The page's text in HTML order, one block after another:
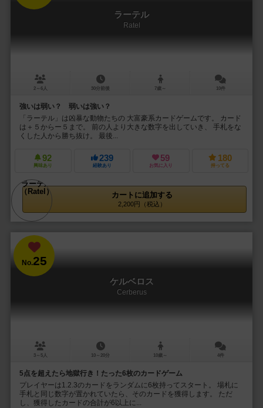
ラーテル
Ratel
2～6人 30分前後 7歳～ 10件
強いは弱い？ 弱いは強い？
「ラーテル」は凶暴な動物たちの 大富豪系カードゲームです。 カード
は＋５からー５まで。 前の人より大きな数字を出していき、 手札をな
くした人から勝ち抜け。 最後...
92
興味あり
239
経験あり
59
お気に入り
180
持ってる
カートに追加する
2,200円（税込）
No.25
ケルベロス
Cerberus
3～5人 10～20分 10歳～ 4件
5点を超えたら地獄行き！たった6枚のカードゲーム
プレイヤーは1.2.3のカードをランダムに6枚持ってスタート。 場札に
手札と同じ数字が置かれていたら、そのカードを獲得します。 ただ
し、獲得したカードの合計が6以上に...